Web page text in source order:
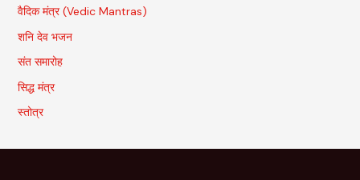
वैदिक मंत्र (Vedic Mantras)
शनि देव भजन
संत समारोह
सिद्ध मंत्र
स्तोत्र